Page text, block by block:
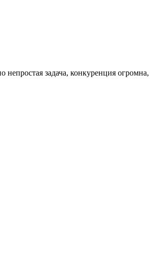
задача, конкуренция огромна,